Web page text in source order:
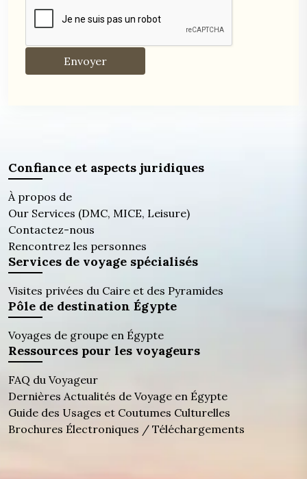
Confiance et aspects juridiques
À propos de
Our Services (DMC, MICE, Leisure)
Contactez-nous
Rencontrez les personnes
Services de voyage spécialisés
Visites privées du Caire et des Pyramides
Pôle de destination Égypte
Voyages de groupe en Égypte
Ressources pour les voyageurs
FAQ du Voyageur
Dernières Actualités de Voyage en Égypte
Guide des Usages et Coutumes Culturelles
Brochures Électroniques / Téléchargements